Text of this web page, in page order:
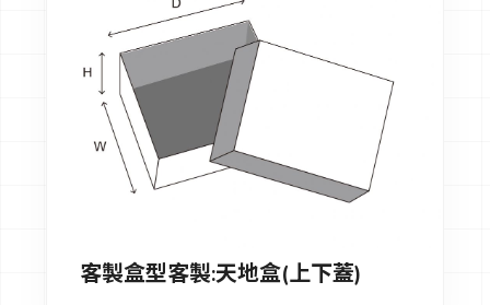
客製盒型客製:天地盒(上下蓋)